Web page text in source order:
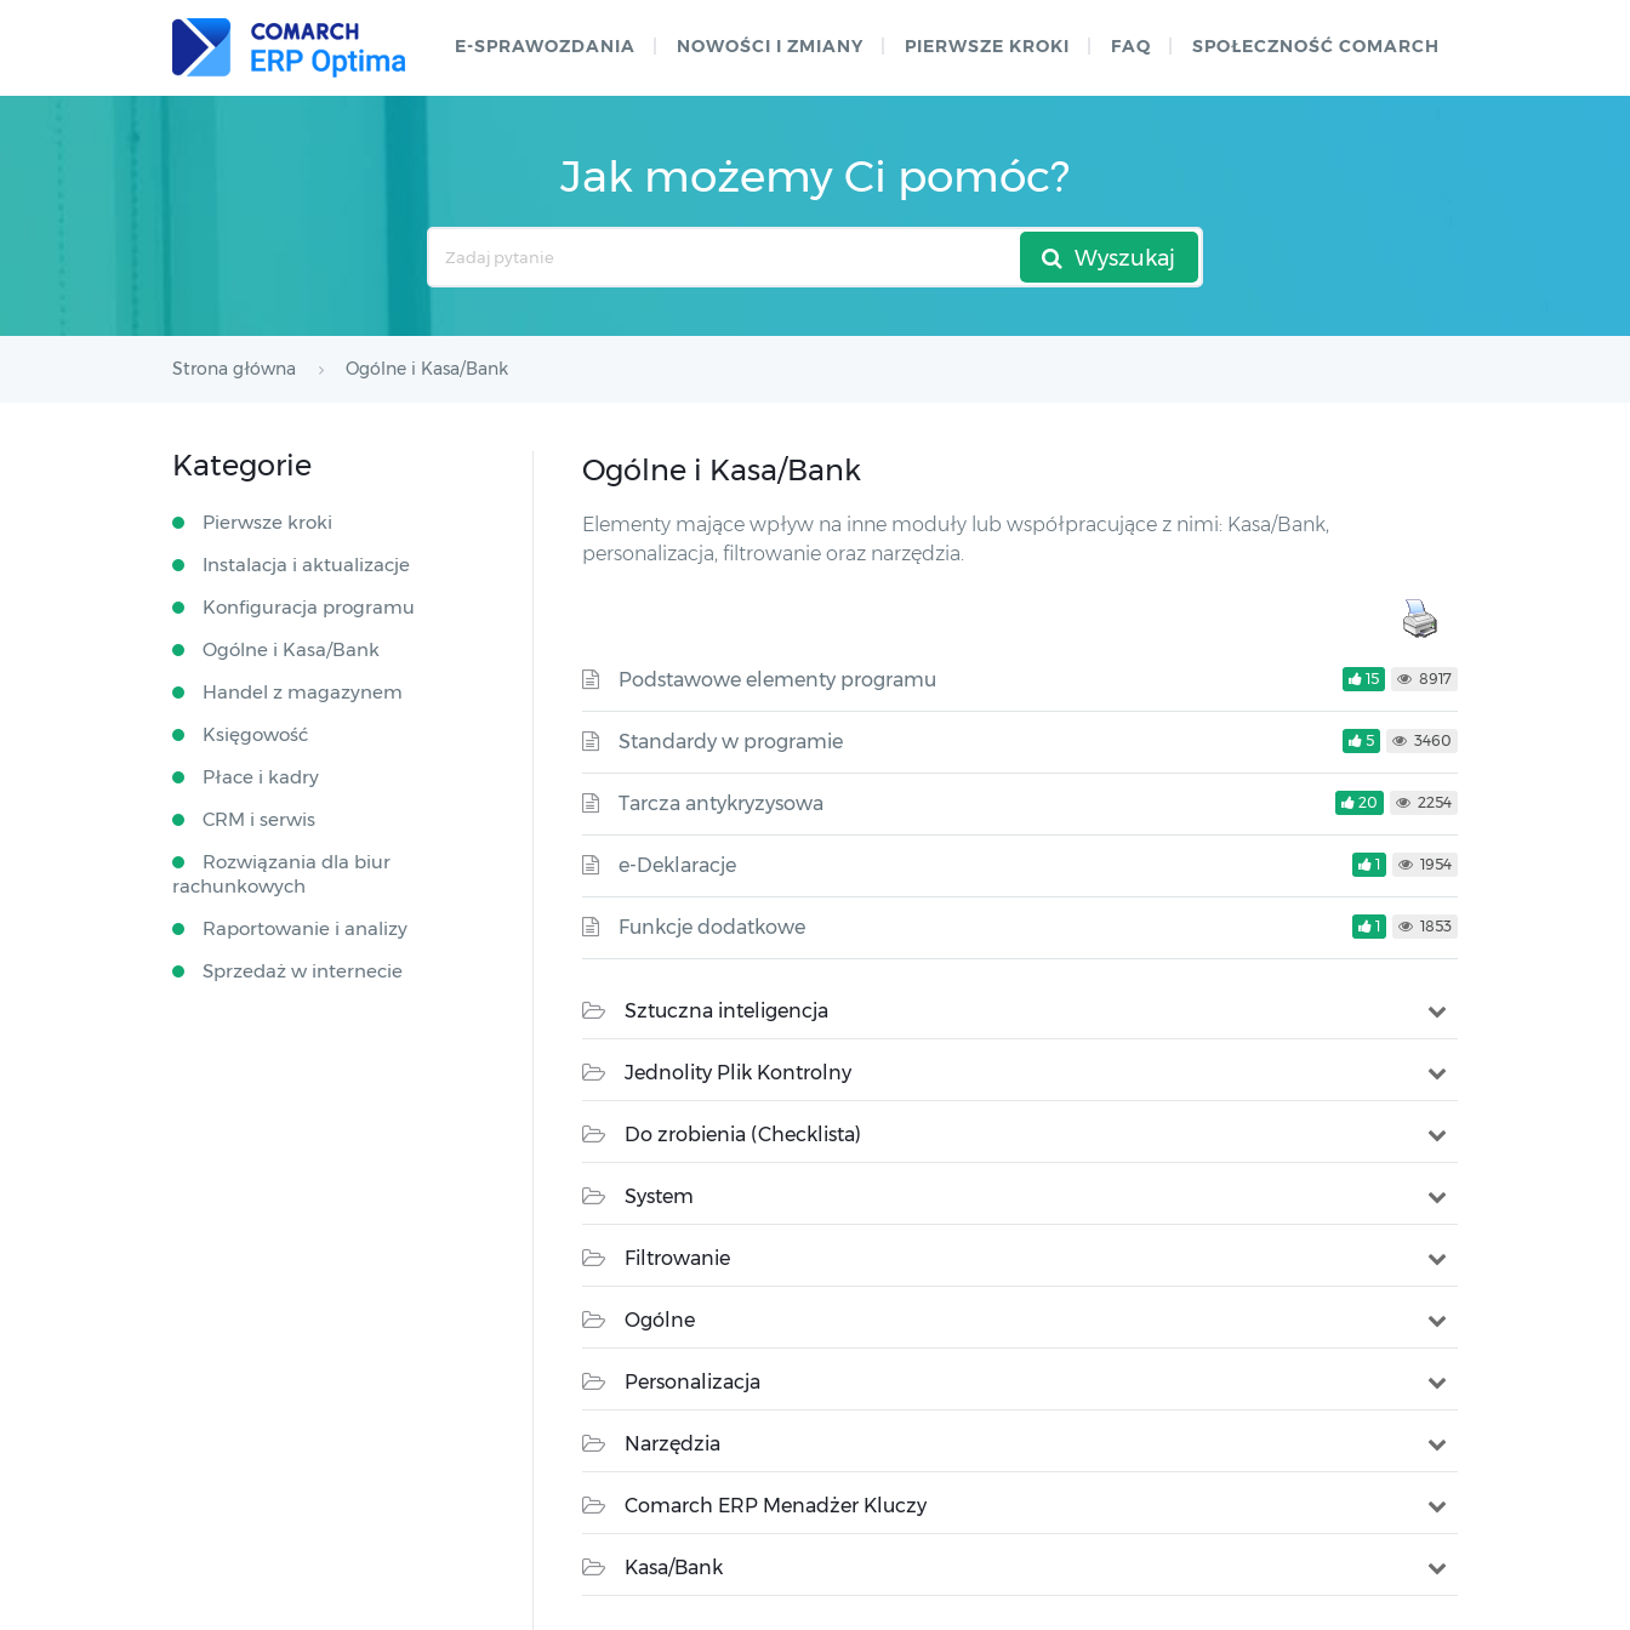
E-SPRAWOZDANIA NOWOŚCI I ZMIANY PIERWSZE KROKI FAQ SPOŁECZNOŚĆ COMARCH
Jak możemy Ci pomóc?
Wyszukaj
Strona główna Ogólne i Kasa/Bank
Ogólne i Kasa/Bank
Elementy mające wpływ na inne moduły lub współpracujące z nimi: Kasa/Bank,
personalizacja, filtrowanie oraz narzędzia.
Podstawowe elementy programu 15 8917
Standardy w programie 5 3460
Tarcza antykryzysowa 20 2254
e-Deklaracje 1 1954
Funkcje dodatkowe 1 1853
Sztuczna inteligencja
Jednolity Plik Kontrolny
Do zrobienia (Checklista)
System
Filtrowanie
Ogólne
Personalizacja
Narzędzia
Comarch ERP Menadżer Kluczy
Kasa/Bank
Kategorie
Pierwsze kroki
Instalacja i aktualizacje
Konfiguracja programu
Ogólne i Kasa/Bank
Handel z magazynem
Księgowość
Płace i kadry
CRM i serwis
Rozwiązania dla biur
rachunkowych
Raportowanie i analizy
Sprzedaż w internecie